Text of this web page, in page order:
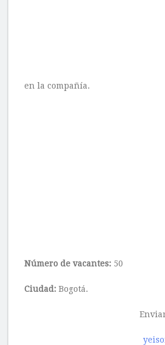
en la compañía.
Número de vacantes: 50
Ciudad: Bogotá.